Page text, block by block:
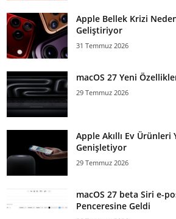
Apple Bellek Krizi
Geliştiriyor
31 Temmuz 2026
macOS 27 Yeni
29 Temmuz 2026
Apple Akıllı Ev Ürünleri
Genişletiyor
29 Temmuz 2026
macOS 27 beta Siri e-
Penceresine Geldi